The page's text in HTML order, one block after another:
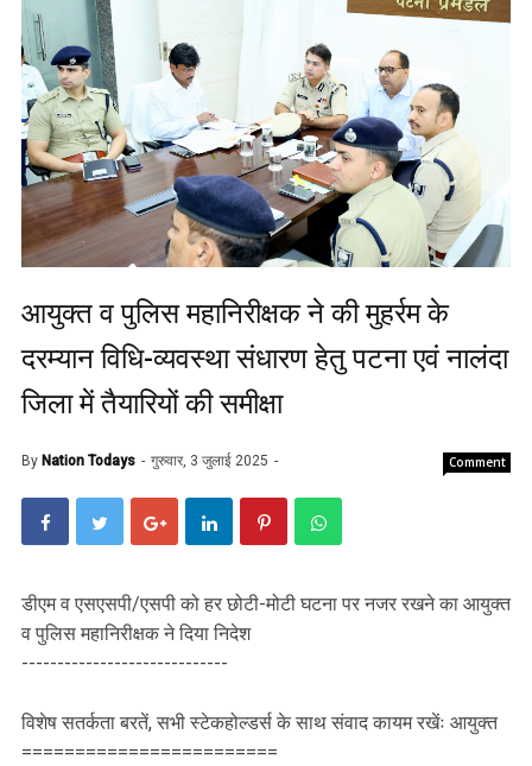
आयुक्त व पुलिस महानिरीक्षक ने की मुहर्रम के
दरम्यान विधि-व्यवस्था संधारण हेतु पटना एवं नालंदा
जिला में तैयारियों की समीक्षा
By Nation Todays गुरुवार, 3 जुलाई 2025 Comment
डीएम व एसएसपी/एसपी को हर छोटी-मोटी घटना पर नजर रखने का आयुक्त
व पुलिस महानिरीक्षक ने दिया निदेश
-----------------------------
विशेष सतर्कता बरतें, सभी स्टेकहोल्डर्स के साथ संवाद कायम रखेंः आयुक्त
========================